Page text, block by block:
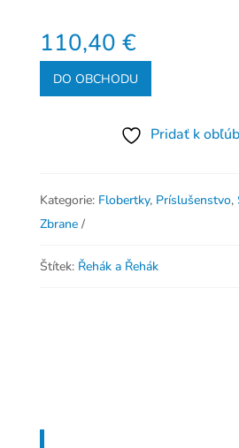
110,40 €
DO OBCHODU
Pridať k
Kategorie: Flobertky, Príslušenstvo,
Zbrane
Štítek: Řehák a Řehák